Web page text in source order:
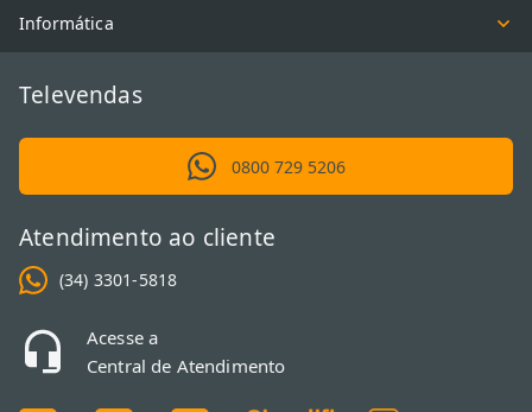
Informática
Televendas
0800 729 5206
Atendimento ao cliente
(34) 3301-5818
Acesse a
Central de Atendimento